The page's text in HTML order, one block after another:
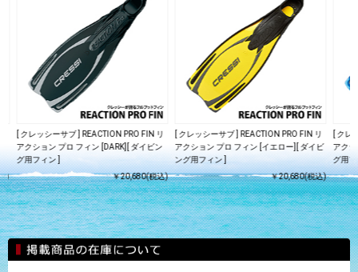
)
[ クレッシーサブ ] REACTION PRO FIN リ
アクション プロ フィン [DARK][ ダイビン
グ用フィン ]
￥20,680(税込)
[ クレッシーサブ ] REACTION PRO FIN リ
アクション プロ フィン [イエロー][ ダイビ
ング用フィン ]
￥20,680(税込)
[ クレ
アク
グ用